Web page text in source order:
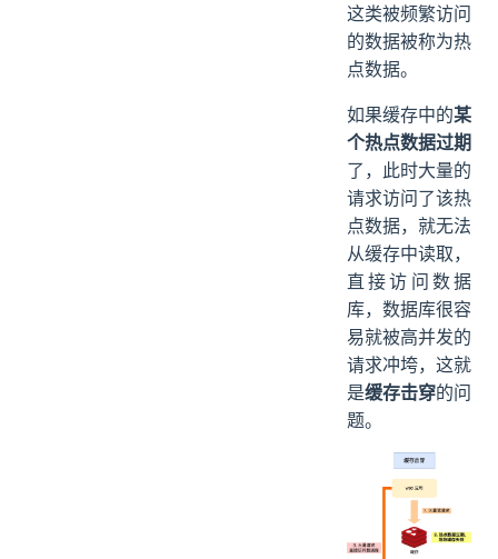
这类被频繁访问
的数据被称为热
点数据。
如果缓存中的某
个热点数据过期
了，此时大量的
请求访问了该热
点数据，就无法
从缓存中读取，
直接访问数据
库，数据库很容
易就被高并发的
请求冲垮，这就
是缓存击穿的问
题。